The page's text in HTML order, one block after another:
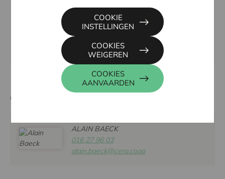
Oscarcrew vzw, Stenenmuurstraat 67, 9112 SINT-
info@oscarcrew.be
www.oscarcrew.be
Contactpersoon
ALAIN BAECK
016 27 96 03
alain.baeck@cera.coop
COOKIES
AANVAARDEN
COOKIES
WEIGEREN
COOKIE
INSTELLINGEN